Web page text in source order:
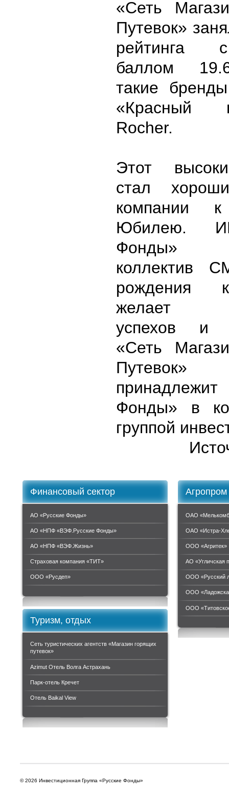
«Сеть
Путевок»
рейтинга
баллом
такие
«Красный
Rocher.
Этот
стал
компании к
Юбилею.
Фонды»
коллектив
рождения
желает
успехов и
«Сеть
Фонды» в
группой
Финансовый сектор
АО «Русские Фонды»
АО «НПФ «ВЭФ.Русские Фонды»
АО «НПФ «ВЭФ.Жизнь»
Страховая компания «ТИТ»
ООО «Руcдеп»
Агропром
ОАО
ОАО «Истра-
ООО «Агритек»
АО «Угличская
ООО «Русский
ООО
ООО
Туризм, отдых
Сеть туристических агентств «Магазин горящих
путевок»
Azimut Отель Волга Астрахань
Парк-отель Кречет
Отель Baikal View
© 2026 Инвестиционная Группа «Русские Фонды»